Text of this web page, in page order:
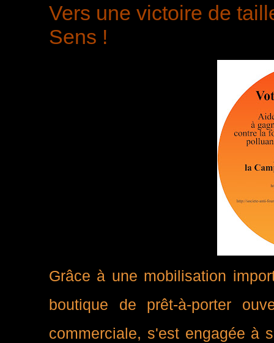
Vers une victoire de
Sens !
Grâce à une mobilisation
boutique de prêt-à-porter
commerciale, s'est engagée à